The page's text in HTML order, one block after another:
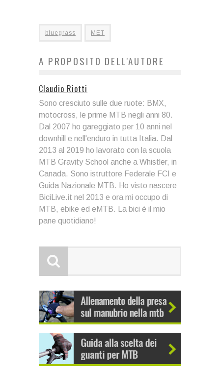
bluegrass MET
A PROPOSITO DELL'AUTORE
Claudio Riotti
Sono cresciuto sulle due ruote: BMX,
motocross, le prime MTB negli anni 80.
Dal 2007 ho gareggiato per 10 anni nel
downhill e nell'enduro in tutta Italia. Dal
2013 al 2019 ho lavorato con la scuola
MTB Gravity School anche a Whistler, in
Canada. Sono istruttore Federale FCI e
Guida Nazionale MTB. Ho visto nascere
BiciLive.it nel 2013 e ora mi occupo di
MTB, ebike ed eMTB. La bici è il mio
pane quotidiano!